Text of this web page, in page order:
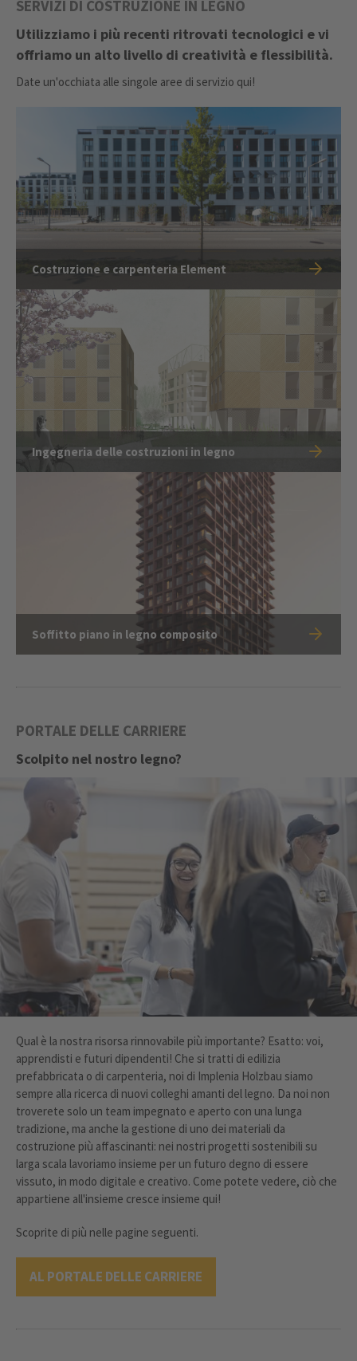
SERVIZI DI COSTRUZIONE IN LEGNO
Utilizziamo i più recenti ritrovati tecnologici e vi
offriamo un alto livello di creatività e flessibilità.
Date un'occhiata alle singole aree di servizio qui!
Costruzione e carpenteria Element
Ingegneria delle costruzioni in legno
Soffitto piano in legno composito
PORTALE DELLE CARRIERE
Scolpito nel nostro legno?
Qual è la nostra risorsa rinnovabile più importante? Esatto: voi,
apprendisti e futuri dipendenti! Che si tratti di edilizia
prefabbricata o di carpenteria, noi di Implenia Holzbau siamo
sempre alla ricerca di nuovi colleghi amanti del legno. Da noi non
troverete solo un team impegnato e aperto con una lunga
tradizione, ma anche la gestione di uno dei materiali da
costruzione più affascinanti: nei nostri progetti sostenibili su
larga scala lavoriamo insieme per un futuro degno di essere
vissuto, in modo digitale e creativo. Come potete vedere, ciò che
appartiene all'insieme cresce insieme qui!
Scoprite di più nelle pagine seguenti.
AL PORTALE DELLE CARRIERE